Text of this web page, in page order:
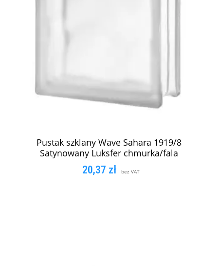
Pustak szklany Wave Sahara 1919/8
Satynowany Luksfer chmurka/fala
20,37 zł bez VAT